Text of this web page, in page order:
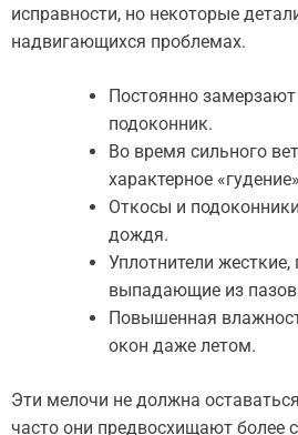
исправности, но некоторые
надвигающихся проблемах.
Постоянно
подоконник.
Во время сильного
характерное
Откосы и
дождя.
Уплотнители
выпадающие из
Повышенная
окон даже летом.
Эти мелочи не должна
часто они предвосхищают более